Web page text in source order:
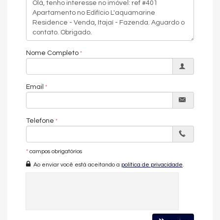
Características do Imóvel
Aquecimento de Água
Churrasqueira
Piso Porcelanato
Piso Vinílico
Acabamento em Gesso
Fechadura Eletrônica
Área de Serviço
Sala
Características do Empreendimento
Sala de Jogos
Nome Completo
Email
Telefone
* campos obrigatórios
Ao enviar você está aceitando a política de privacidade